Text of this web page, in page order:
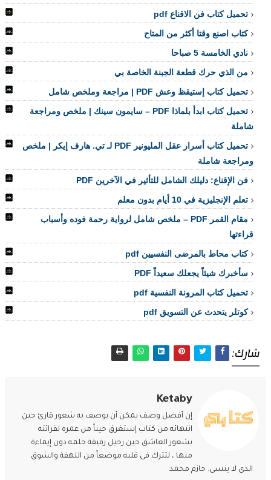
تحميل كتاب فن الاقناع pdf
كتاب اصنع وقتا أكثر من المتاح
نادي الخامسة 5 صباحا
من الذي حرك قطعة الجبنة الخاصة بي
تحميل كتاب إستيقظ وعش PDF | مراجعة وملخص شامل
تحميل كتاب ابدأ بلماذا PDF – سايمون سينك | ملخص ومراجعة
شاملة
تحميل كتاب أسرار عقل المليونير PDF لـ تي. هارف إيكر | ملخص
ومراجعة شاملة
فن الإقناع: دليلك الشامل للتأثير في الآخرين PDF
تعلم الإنجليزية في 10 أيام بدون معلم
مقام القمر PDF – ملخص شامل لرواية رحمة فوده وأسباب
قراءتها
كتاب محاط بالمرضى النفسيين pdf
سأخبرك شيئاً يجعلك سعيداً PDF
تحميل كتاب المرونة النفسية pdf
كوتلر يتحدث عن التسويق pdf
شارك:
Ketaby
إن أفضل وصف يمكن أن يوصف به شعور قارئ حين
انتهائه من كتاب إستغرق حيناً من عمره لقرائته
بشعور العاشق حين رحيل رفيقة حلمه دون إيماءة
منها ، لتترك فى قلبه موضعاً من اللهفة والشوق
الذى لا ينسى. حازم محمد